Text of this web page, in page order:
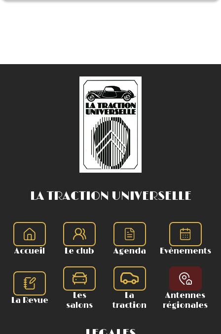
LA TRACTION UNIVERSELLE
Accueil Le club Agenda Evènements
La Revue
Les
salons
La
traction
Antennes
régionales